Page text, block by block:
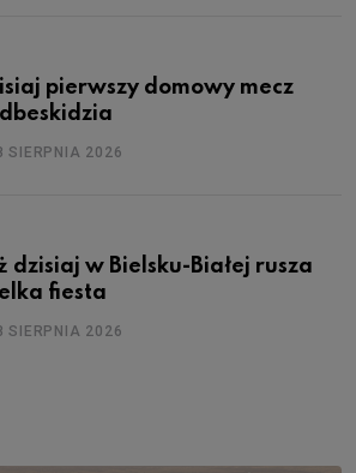
pierwszy domowy mecz
SIERPNIA 2026
dzisiaj w Bielsku-Białej rusza
fiesta
SIERPNIA 2026